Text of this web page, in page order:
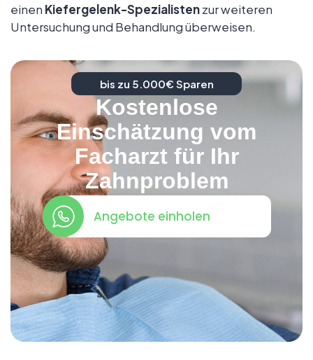
einen Kiefergelenk-Spezialistenzur weiteren
Untersuchung und Behandlung überweisen.
bis zu 5.000€ Sparen
Kostenlose
Einschätzung vom
Facharzt für Ihr
Zahnproblem
Angebote einholen